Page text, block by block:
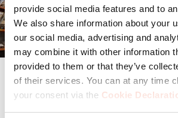
provide social media features and to
We also share information about your
our social media, advertising and
may combine it with other information
provided to them or that they’ve
of their services. You can at any time
your consent via the Cookie
Pourquoi ne pas